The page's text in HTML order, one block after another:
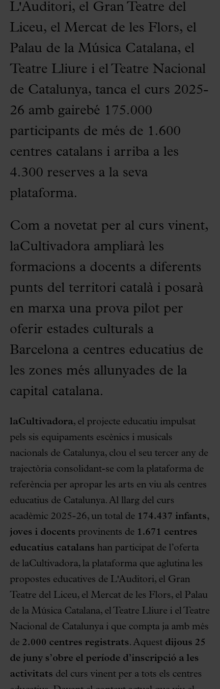
L'Auditori, el Gran Teatre del
Liceu, el Mercat de les Flors, el
Palau de la Música Catalana, el
Teatre Lliure i el Teatre Nacional
de Catalunya, tanca el curs 2025-
26 amb gairebé 175.000
participants de més de 1.600
centres catalans i arriba a les
4.300 reserves a la seva
plataforma.
Com a novetat per al curs vinent,
laCultivadora ampliarà les
formacions a docents a diferents
punts del territori català i posarà
en marxa una prova pilot per
oferir estades culturals a
Barcelona a centres educatius de
les zones més allunyades de la
capital catalana.
laCultivadora, el projecte educatiu impulsat
pels sis equipaments escènics i musicals
nacionals de Catalunya, clou el seu tercer any de
trajectòria consolidant-se com la plataforma de
referència per apropar les arts en viu als centres
educatius de Catalunya. Al llarg del curs
acadèmic 2025-26, un total de 174.437 infants,
joves i docents provinents de 1.671 centres
educatius catalans han participat de l’oferta
de laCultivadora, la plataforma que aglutina les
propostes educatives de L'Auditori, el Gran
Teatre del Liceu, el Mercat de les Flors, el Palau
de la Música Catalana, el Teatre Lliure i el Teatre
Nacional de Catalunya i que compta ja amb més
de 2.000 centres registrats. Aquest dijous 25
de juny s’obre el període d’inscripció a les
activitats del curs vinent per a tots els centres